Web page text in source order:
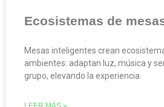
Ecosistemas de
Mesas inteligentes crean
ambientes: adaptan luz, música y
grupo, elevando la experiencia.